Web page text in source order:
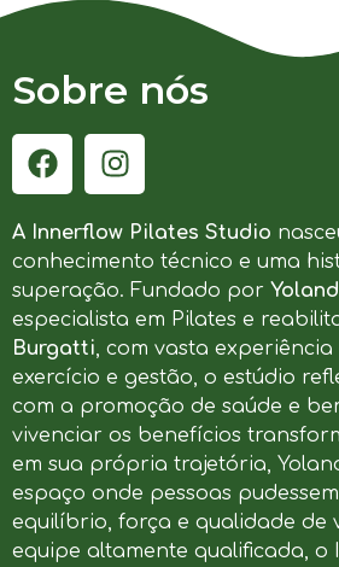
Sobre nós
A Innerflow Pilates Studio
conhecimento técnico e uma
superação. Fundado por
especialista em Pilates e
Burgatti, com vasta
exercício e gestão, o estúdio
com a promoção de saúde e
vivenciar os benefícios
em sua própria trajetória,
espaço onde pessoas
equilíbrio, força e qualidade de
equipe altamente qualificada, o